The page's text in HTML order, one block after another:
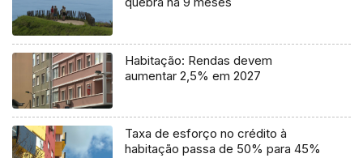
Habitação: Rendas devem
aumentar 2,5% em 2027
Taxa de esforço no crédito à
habitação passa de 50% para 45%